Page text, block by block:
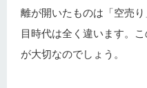
離が開いたものは「空売
目時代は全く違います。
が大切なのでしょう。